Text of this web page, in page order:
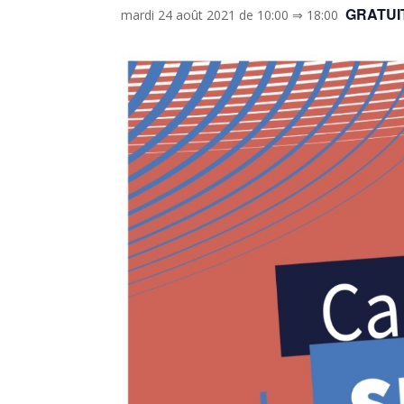
mardi 24 août 2021 de 10:00 ⇒ 18:00